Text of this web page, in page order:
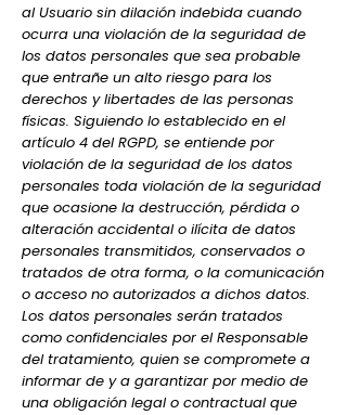
al Usuario sin dilación indebida cuando
ocurra una violación de la seguridad de
los datos personales que sea probable
que entrañe un alto riesgo para los
derechos y libertades de las personas
físicas. Siguiendo lo establecido en el
artículo 4 del RGPD, se entiende por
violación de la seguridad de los datos
personales toda violación de la seguridad
que ocasione la destrucción, pérdida o
alteración accidental o ilícita de datos
personales transmitidos, conservados o
tratados de otra forma, o la comunicación
o acceso no autorizados a dichos datos.
Los datos personales serán tratados
como confidenciales por el Responsable
del tratamiento, quien se compromete a
informar de y a garantizar por medio de
una obligación legal o contractual que